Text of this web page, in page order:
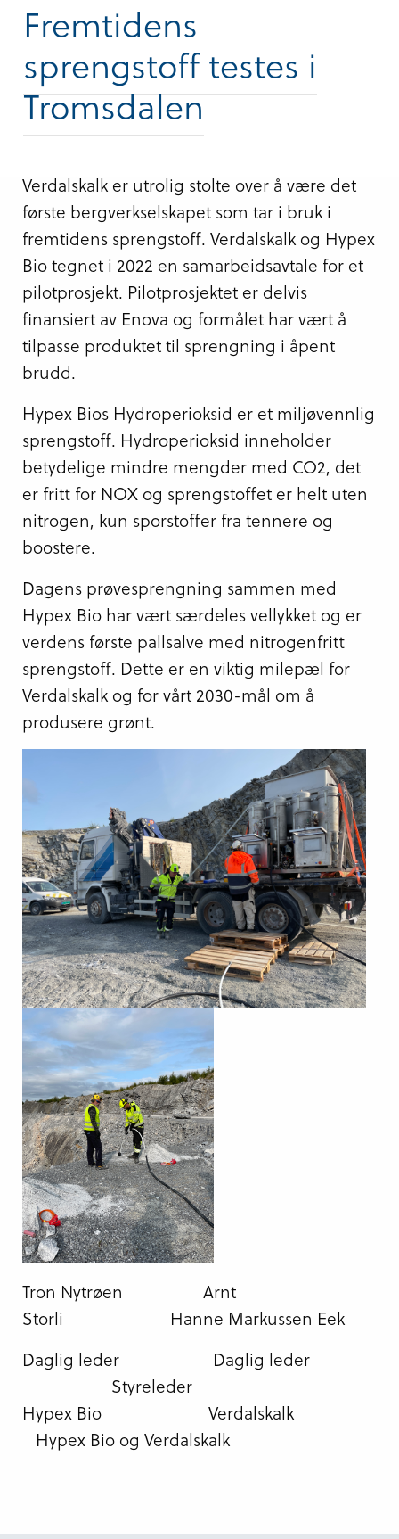
Fremtidens
sprengstoff testes i
Tromsdalen
Verdalskalk er utrolig stolte over å være det
første bergverkselskapet som tar i bruk i
fremtidens sprengstoff. Verdalskalk og Hypex
Bio tegnet i 2022 en samarbeidsavtale for et
pilotprosjekt. Pilotprosjektet er delvis
finansiert av Enova og formålet har vært å
tilpasse produktet til sprengning i åpent
brudd.
Hypex Bios Hydroperioksid er et miljøvennlig
sprengstoff. Hydroperioksid inneholder
betydelige mindre mengder med CO2, det
er fritt for NOX og sprengstoffet er helt uten
nitrogen, kun sporstoffer fra tennere og
boostere.
Dagens prøvesprengning sammen med
Hypex Bio har vært særdeles vellykket og er
verdens første pallsalve med nitrogenfritt
sprengstoff. Dette er en viktig milepæl for
Verdalskalk og for vårt 2030-mål om å
produsere grønt.
Tron Nytrøen Arnt
Storli Hanne Markussen Eek
Daglig leder Daglig leder
Styreleder
Hypex Bio Verdalskalk
Hypex Bio og Verdalskalk